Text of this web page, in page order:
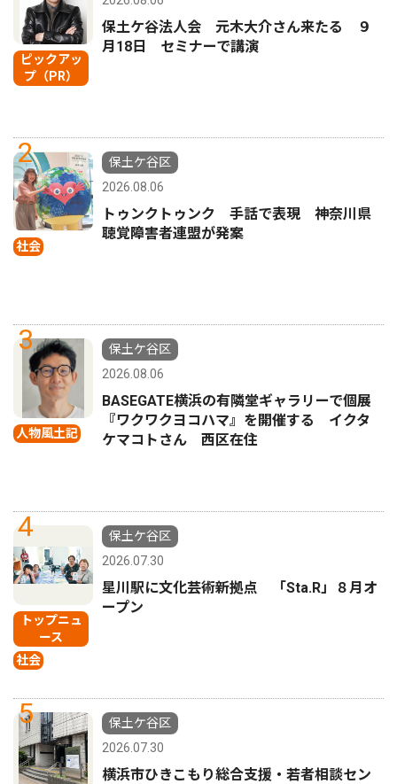
ピックアッ
プ（PR）
保土ケ谷法人会 元木大介さん来たる ９
月18日 セミナーで講演
2
社会
保土ケ谷区
2026.08.06
トゥンクトゥンク 手話で表現 神奈川県
聴覚障害者連盟が発案
3
人物風土記
保土ケ谷区
2026.08.06
BASEGATE横浜の有隣堂ギャラリーで個展
『ワクワクヨコハマ』を開催する イクタ
ケマコトさん 西区在住
4
トップニュ
ース
社会
保土ケ谷区
2026.07.30
星川駅に文化芸術新拠点 「Sta.R」８月オ
ープン
5
保土ケ谷区
2026.07.30
横浜市ひきこもり総合支援・若者相談セン